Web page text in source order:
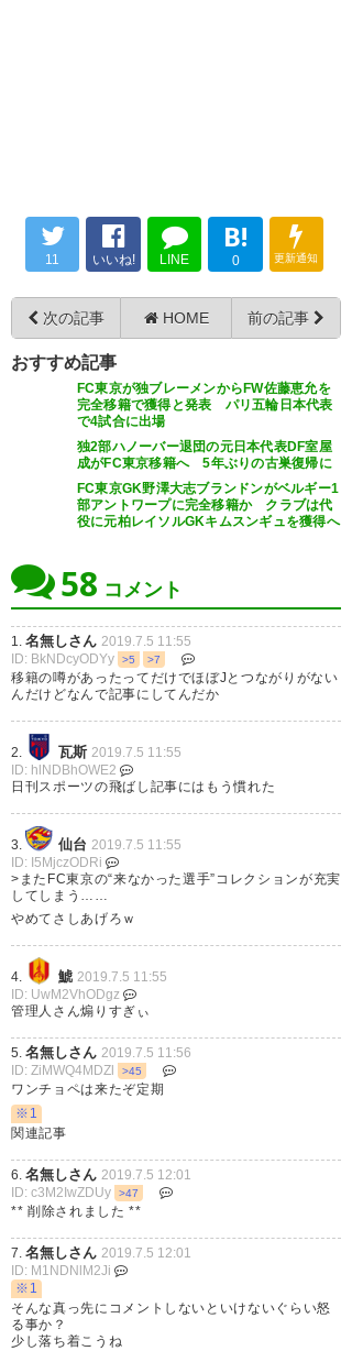
— 1ÖZIL (aaarsenalllOzil)
ロッベンが日本のリーグに来る
とはなんだったのか…
— しょーくん“赤いまんちぇすた
ー” (shokun_01)2019, 7月 5
ロッベン、引退とな。誰だよ、
東京に来るって言ったやつ。
— yamatax (mappy_rio)2019,
7月 5
ロッベン引退かー。東京に来る
ことを1ミリくらい期待してた
— ideakoon (ideakoon)2019,
7月 5
ロッベン、お疲れ様でした
— ドルシン (sk23_shinji)
7月 5
ロッベン引退って事はFC東京ロ
ッベンは無くなったってことで
すか！(適当
&YouTube (TVgurenmoruto)
2019, 7月 5
ロッベン…東京に来るって言っ
たじゃないか！ アリエン
— あの迷探偵 (AMTcityzens)
2019, 7月 5
11 いいね! LINE
B!
0 更新通知
次の記事 HOME 前の記事
おすすめ記事
FC東京が独ブレーメンからFW佐藤恵允を
完全移籍で獲得と発表 パリ五輪日本代表
で4試合に出場
独2部ハノーバー退団の元日本代表DF室屋
成がFC東京移籍へ 5年ぶりの古巣復帰に
FC東京GK野澤大志ブランドンがベルギー1
部アントワープに完全移籍か クラブは代
役に元柏レイソルGKキムスンギュを獲得へ
58 コメント
1. 名無しさん 2019.7.5 11:55
ID: BkNDcyODYy
>5 >7
移籍の噂があったってだけでほぼJとつながりがない
んだけどなんで記事にしてんだか
2. 瓦斯 2019.7.5 11:55
ID: hlNDBhOWE2
日刊スポーツの飛ばし記事にはもう慣れた
3. 仙台 2019.7.5 11:55
ID: I5MjczODRi
>またFC東京の“来なかった選手”コレクションが充実
してしまう……
やめてさしあげろｗ
4. 鯱 2019.7.5 11:55
ID: UwM2VhODgz
管理人さん煽りすぎぃ
5. 名無しさん 2019.7.5 11:56
ID: ZiMWQ4MDZl
>45
ワンチョペは来たぞ定期
※1
関連記事
6. 名無しさん 2019.7.5 12:01
ID: c3M2IwZDUy
>47
** 削除されました **
7. 名無しさん 2019.7.5 12:01
ID: M1NDNlM2Ji
※1
そんな真っ先にコメントしないといけないぐらい怒
る事か？
少し落ち着こうね